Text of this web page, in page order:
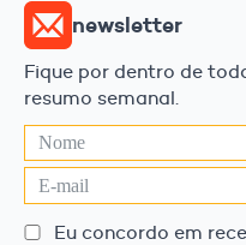
newsletter
Fique por dentro de
resumo semanal.
Eu concordo em